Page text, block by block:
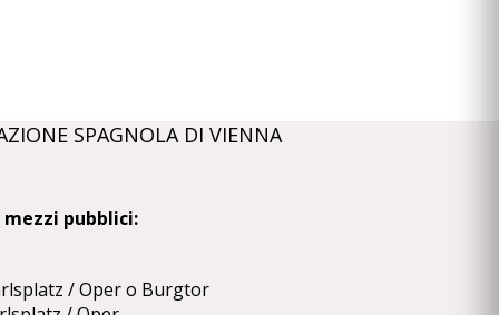
SPAGNOLA DI VIENNA
pubblici:
/ Oper o Burgtor